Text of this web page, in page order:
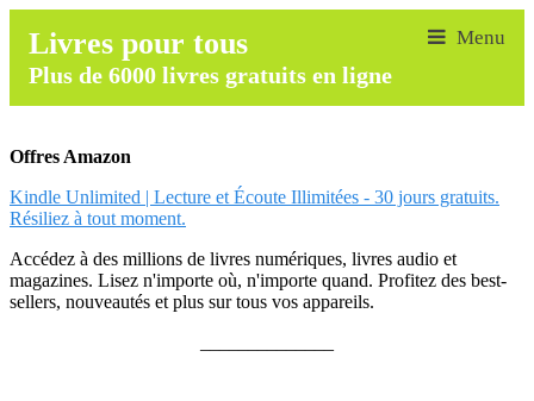
Livres pour tous
Plus de 6000 livres gratuits en ligne
Offres Amazon
Kindle Unlimited | Lecture et Écoute Illimitées - 30 jours gratuits.
Résiliez à tout moment.
Accédez à des millions de livres numériques, livres audio et
magazines. Lisez n'importe où, n'importe quand. Profitez des best-
sellers, nouveautés et plus sur tous vos appareils.